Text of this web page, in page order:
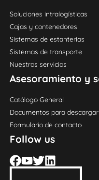
Soluciones intralogísticas
Cajas y contenedores
Sistemas de estanterías
Sistemas de transporte
Nuestros servicios
Asesoramiento y
Catálogo General
Documentos para descargar
Formulario de contacto
Follow us